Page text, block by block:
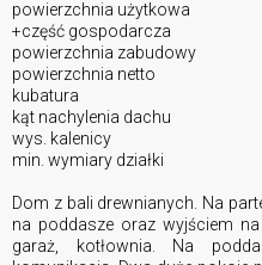
powierzchnia użytkowa
+część gospodarcza
powierzchnia zabudowy
powierzchnia netto
kubatura
kąt nachylenia dachu
wys. kalenicy
min. wymiary działki
Dom z bali drewnianych. Na
na poddasze oraz wyjściem na
garaż, kotłownia. Na